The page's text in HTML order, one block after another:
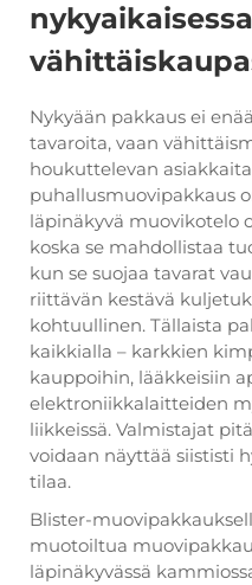
nykyaikaisessa
Nykyään pakkaus ei
tavaroita, vaan
houkuttelevan
puhallusmuovipakkaus
läpinäkyvä muovikotelo
koska se mahdollistaa
kun se suojaa tavarat
riittävän kestävä
kohtuullinen. Tällaista
kaikkialla – karkkien
kauppoihin, lääkkeisiin
elektroniikkalaitteiden
liikkeissä. Valmistajat
voidaan näyttää siististi
tilaa.
Blister-
muotoiltua
läpinäkyvässä